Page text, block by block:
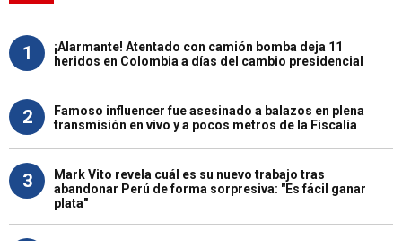
1
¡Alarmante! Atentado con camión bomba deja 11
heridos en Colombia a días del cambio presidencial
2
Famoso influencer fue asesinado a balazos en plena
transmisión en vivo y a pocos metros de la Fiscalía
3
Mark Vito revela cuál es su nuevo trabajo tras
abandonar Perú de forma sorpresiva: "Es fácil ganar
plata"